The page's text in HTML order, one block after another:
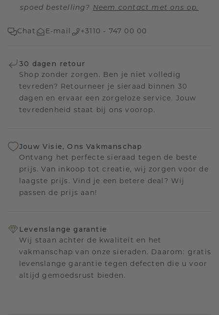
spoed bestelling? Neem contact met ons op.
Chat E-mail +3110 - 747 00 00
30 dagen retour
Shop zonder zorgen. Ben je niet volledig
tevreden? Retourneer je sieraad binnen 30
dagen en ervaar een zorgeloze service. Jouw
tevredenheid staat bij ons voorop.
Jouw Visie, Ons Vakmanschap
Ontvang het perfecte sieraad tegen de beste
prijs. Van inkoop tot creatie, wij zorgen voor de
laagste prijs. Vind je een betere deal? Wij
passen de prijs aan!
Levenslange garantie
Wij staan achter de kwaliteit en het
vakmanschap van onze sieraden. Daarom: gratis
levenslange garantie tegen defecten die u voor
altijd gemoedsrust bieden.